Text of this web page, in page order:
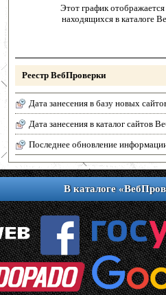
Этот график отображается
находящихся в каталоге
Реестр ВебПроверки
Дата занесения в базу новых
Дата занесения в каталог сайтов
Последнее обновление
В каталоге